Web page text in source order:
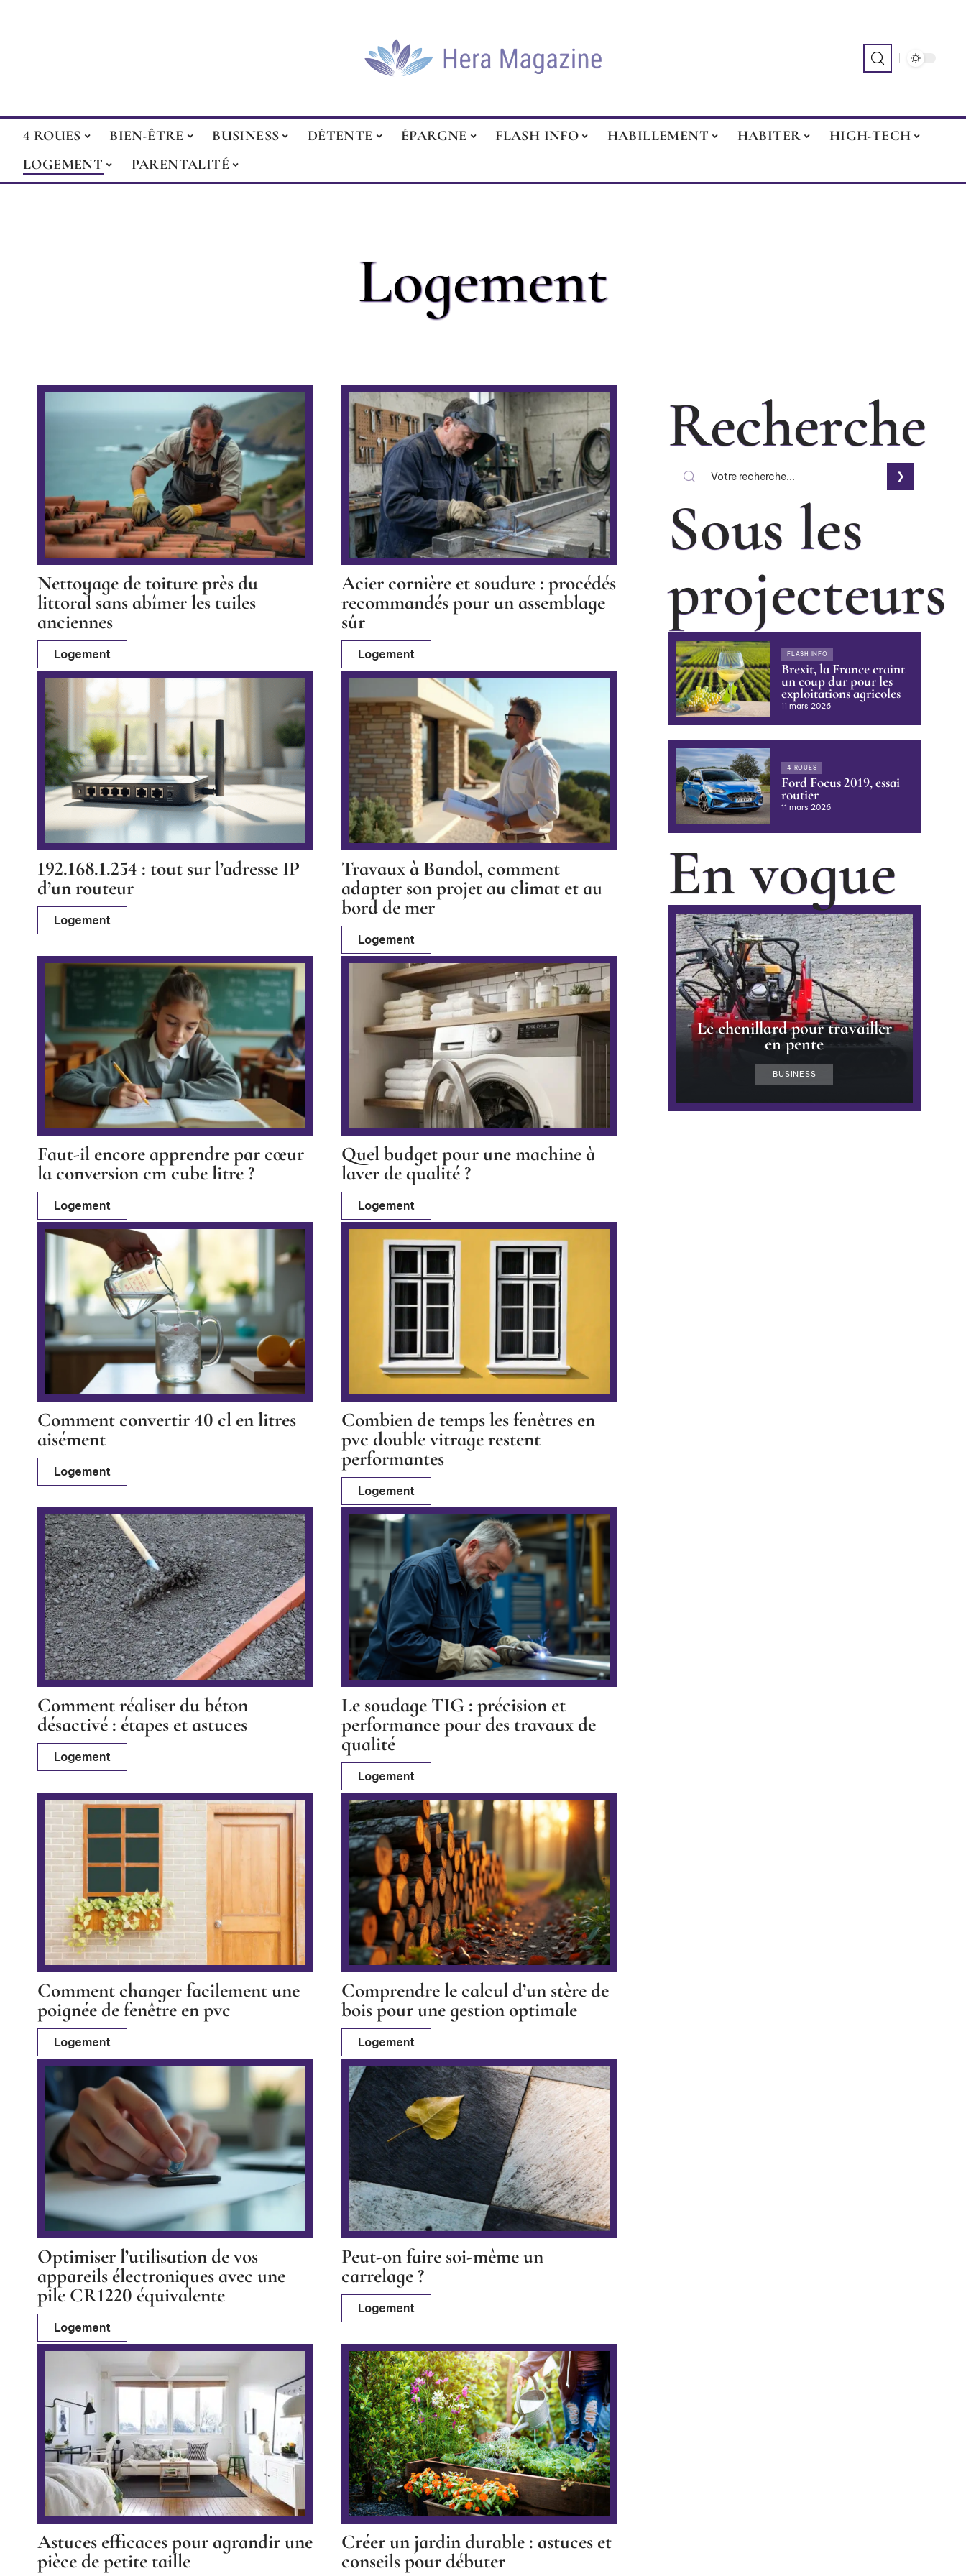
4 ROUES BIEN-ÊTRE BUSINESS DÉTENTE ÉPARGNE FLASH INFO HABILLEMENT HABITER
HIGH-TECH
LOGEMENT
PARENTALITÉ
Logement
Nettoyage de toiture près du
littoral sans abîmer les tuiles
anciennes
Logement
Acier cornière et soudure : procédés
recommandés pour un assemblage
sûr
Logement
192.168.1.254 : tout sur l’adresse IP
d’un routeur
Logement
Travaux à Bandol, comment
adapter son projet au climat et au
bord de mer
Logement
Faut-il encore apprendre par cœur
la conversion cm cube litre ?
Logement
Quel budget pour une machine à
laver de qualité ?
Logement
Comment convertir 40 cl en litres
aisément
Logement
Combien de temps les fenêtres en
pvc double vitrage restent
performantes
Logement
Comment réaliser du béton
désactivé : étapes et astuces
Logement
Le soudage TIG : précision et
performance pour des travaux de
qualité
Logement
Comment changer facilement une
poignée de fenêtre en pvc
Logement
Comprendre le calcul d’un stère de
bois pour une gestion optimale
Logement
Optimiser l’utilisation de vos
appareils électroniques avec une
pile CR1220 équivalente
Logement
Peut-on faire soi-même un
carrelage ?
Logement
Astuces efficaces pour agrandir une
pièce de petite taille
Créer un jardin durable : astuces et
conseils pour débuter
Recherche
Sous les
projecteurs
FLASH INFO
Brexit, la France craint
un coup dur pour les
exploitations agricoles
11 mars 2026
4 ROUES
Ford Focus 2019, essai
routier
11 mars 2026
En vogue
Le chenillard pour travailler
en pente
BUSINESS